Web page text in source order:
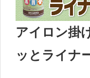
アイロン掛
ッとライナ